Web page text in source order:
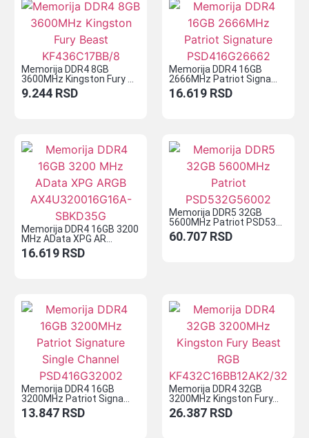
Memorija DDR4 8GB
3600MHz Kingston Fury ...
9.244 RSD
Memorija DDR4 16GB
2666MHz Patriot Signa...
16.619 RSD
Memorija DDR4 16GB 3200
MHz AData XPG AR...
16.619 RSD
Memorija DDR5 32GB
5600MHz Patriot PSD53...
60.707 RSD
Memorija DDR4 16GB
3200MHz Patriot Signa...
13.847 RSD
Memorija DDR4 32GB
3200MHz Kingston Fury...
26.387 RSD